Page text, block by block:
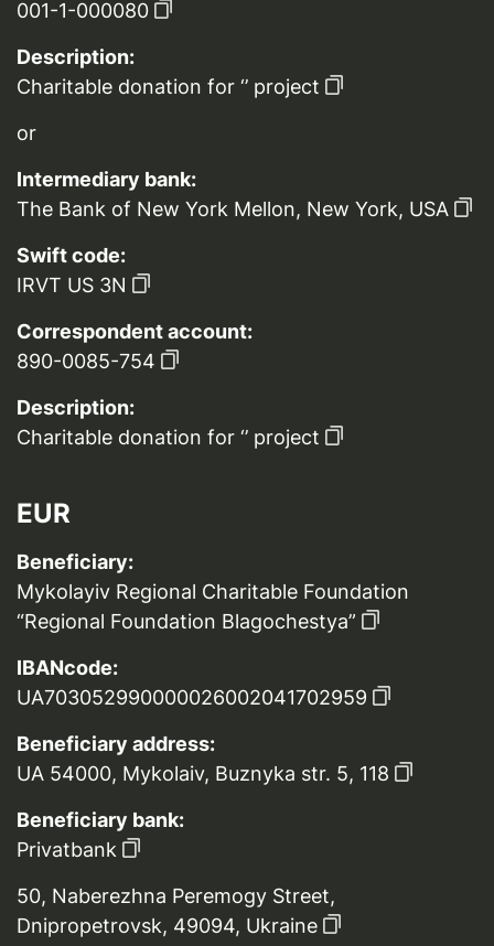
001-1-000080
Description:
Charitable donation for ‘’ project
or
Intermediary bank:
The Bank of New York Mellon, New York, USA
Swift code:
IRVT US 3N
Correspondent account:
890-0085-754
Description:
Charitable donation for ‘’ project
EUR
Beneficiary:
Mykolayiv Regional Charitable Foundation
“Regional Foundation Blagochestya”
IBANcode:
UA703052990000026002041702959
Beneficiary address:
UA 54000, Mykolaiv, Buznyka str. 5, 118
Beneficiary bank:
Privatbank
50, Naberezhna Peremogy Street,
Dnipropetrovsk, 49094, Ukraine